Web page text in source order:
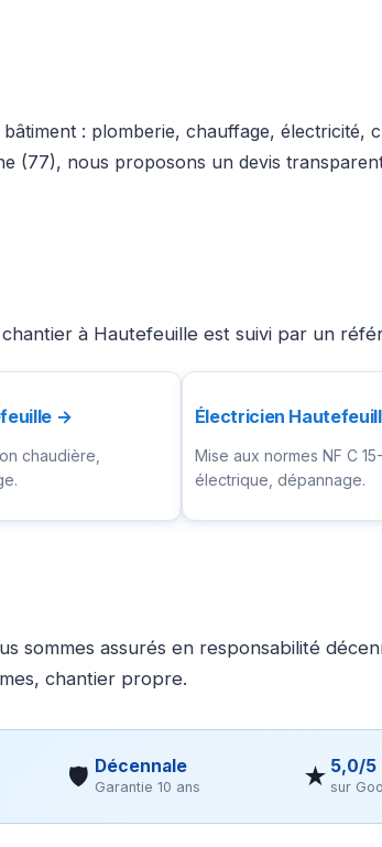
: plomberie, chauffage, électricité,
(77), nous proposons un devis
à Hautefeuille est suivi par un
→
chaudière,
Électricien
Mise aux normes NF C
électrique, dépannage.
sommes assurés en responsabilité
chantier propre.
🛡 Décennale
Garantie 10 ans ★ 5,0/5
sur